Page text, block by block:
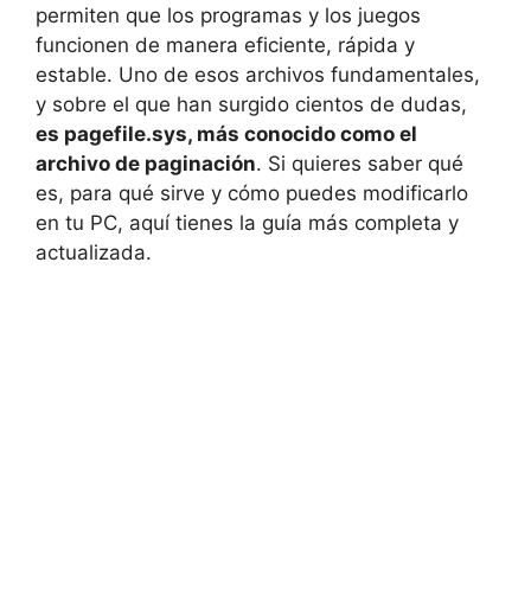
permiten que los programas y los juegos
funcionen de manera eficiente, rápida y
estable. Uno de esos archivos fundamentales,
y sobre el que han surgido cientos de dudas,
es pagefile.sys, más conocido como el
archivo de paginación. Si quieres saber qué
es, para qué sirve y cómo puedes modificarlo
en tu PC, aquí tienes la guía más completa y
actualizada.